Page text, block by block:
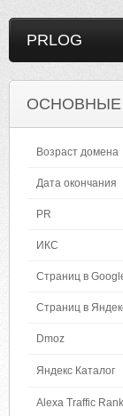
PRLOG
ОСНОВНЫЕ
Возраст домена
Дата окончания
PR
ИКС
Страниц в
Страниц в
Dmoz
Яндекс Каталог
Alexa Traffic Rank